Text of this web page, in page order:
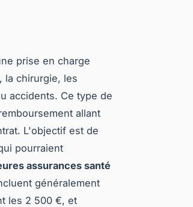
prise en charge
la chirurgie, les
accidents. Ce type de
allant
L'objectif est de
pourraient
assurances santé
généralement
les 2 500 €, et